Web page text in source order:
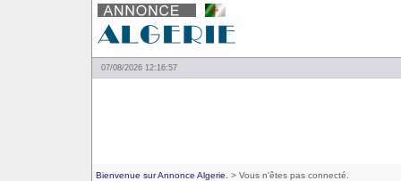
07/08/2026 12:16:57
Bienvenue sur Annonce Algerie. > Vous n'êtes pas connecté.